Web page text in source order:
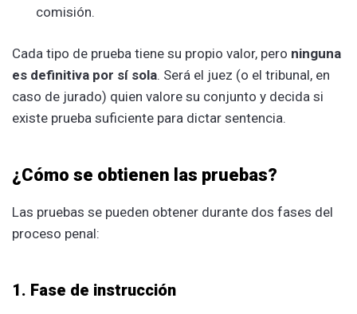
comisión.
Cada tipo de prueba tiene su propio valor, pero ninguna
es definitiva por sí sola. Será el juez (o el tribunal, en
caso de jurado) quien valore su conjunto y decida si
existe prueba suficiente para dictar sentencia.
¿Cómo se obtienen las pruebas?
Las pruebas se pueden obtener durante dos fases del
proceso penal:
1. Fase de instrucción